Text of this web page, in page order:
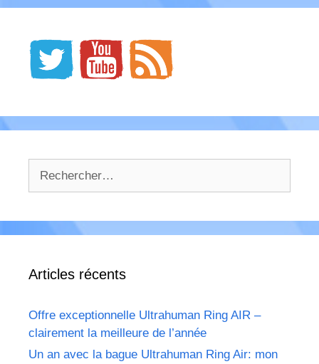
Articles récents
Offre exceptionnelle Ultrahuman Ring AIR –
clairement la meilleure de l’année
Un an avec la bague Ultrahuman Ring Air: mon